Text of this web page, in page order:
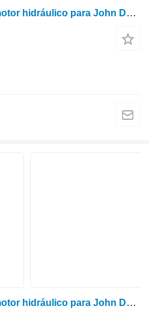
John Deere PG201540 motor hidráulico para John Deere 810D autocargador
John Deere PG201541 motor hidráulico para John Deere 1070D procesadora forestal